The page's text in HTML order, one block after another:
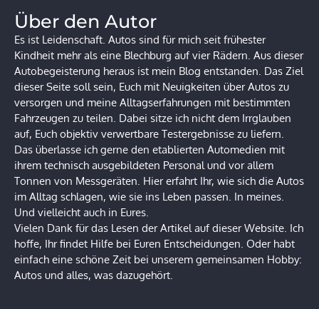
Über den Autor
Es ist Leidenschaft. Autos sind für mich seit frühester
Kindheit mehr als eine Blechburg auf vier Rädern. Aus dieser
Autobegeisterung heraus ist mein Blog entstanden. Das Ziel
dieser Seite soll sein, Euch mit Neuigkeiten über Autos zu
versorgen und meine Alltagserfahrungen mit bestimmten
Fahrzeugen zu teilen. Dabei sitze ich nicht dem Irrglauben
auf, Euch objektiv verwertbare Testergebnisse zu liefern.
Das überlasse ich gerne den etablierten Automedien mit
ihrem technisch ausgebildeten Personal und vor allem
Tonnen von Messgeräten. Hier erfahrt Ihr, wie sich die Autos
im Alltag schlagen, wie sie ins Leben passen. In meines.
Und vielleicht auch in Eures.
Vielen Dank für das Lesen der Artikel auf dieser Website. Ich
hoffe, Ihr findet Hilfe bei Euren Entscheidungen. Oder habt
einfach eine schöne Zeit bei unserem gemeinsamen Hobby:
Autos und alles, was dazugehört.